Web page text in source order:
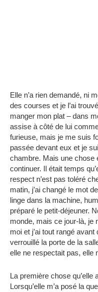
Elle n’a rien demandé, ni
des courses et je l’ai
manger mon plat – dans
assise à côté de lui
furieuse, mais je me suis
passée devant eux et je
chambre. Mais une chose
continuer. Il était temps
respect n’est pas toléré
matin, j’ai changé le mot
linge dans la machine,
préparé le petit-déjeuner.
monde, mais ce jour-là, je
moi et j’ai tout rangé avant
verrouillé la porte de la
elle ne respectait pas, elle
La première chose qu’elle
Lorsqu’elle m’a posé la